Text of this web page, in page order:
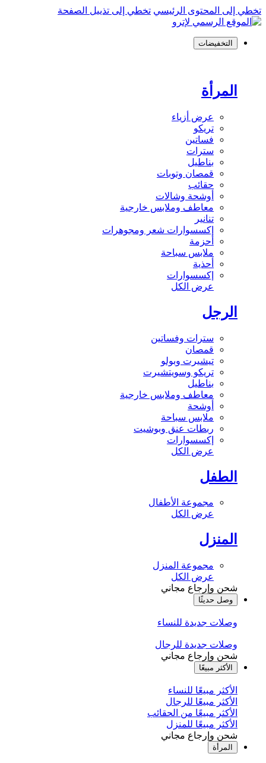
تخطي إلى المحتوى الرئيسي تخطي إلى تذييل الصفحة
التخفيضات
المرأة
عرض أزياء
تريكو
فساتين
سترات
بناطيل
قمصان وتوبات
حقائب
أوشحة وشالات
معاطف وملابس خارجية
تنانير
إكسسوارات شعر ومجوهرات
أحزمة
ملابس سباحة
أحذية
إكسسوارات
عرض الكل
الرجل
سترات وفساتين
قمصان
تيشيرت وبولو
تريكو وسويتشيرت
بناطيل
معاطف وملابس خارجية
أوشحة
ملابس سباحة
ربطات عنق وبوشيت
إكسسوارات
عرض الكل
الطفل
مجموعة الأطفال
عرض الكل
المنزل
مجموعة المنزل
عرض الكل
شحن وإرجاع مجاني
وصل حديثًا
وصلات جديدة للنساء
وصلات جديدة للرجال
شحن وإرجاع مجاني
الأكثر مبيعًا
الأكثر مبيعًا للنساء
الأكثر مبيعًا للرجال
الأكثر مبيعًا من الحقائب
الأكثر مبيعًا للمنزل
شحن وإرجاع مجاني
المرأة